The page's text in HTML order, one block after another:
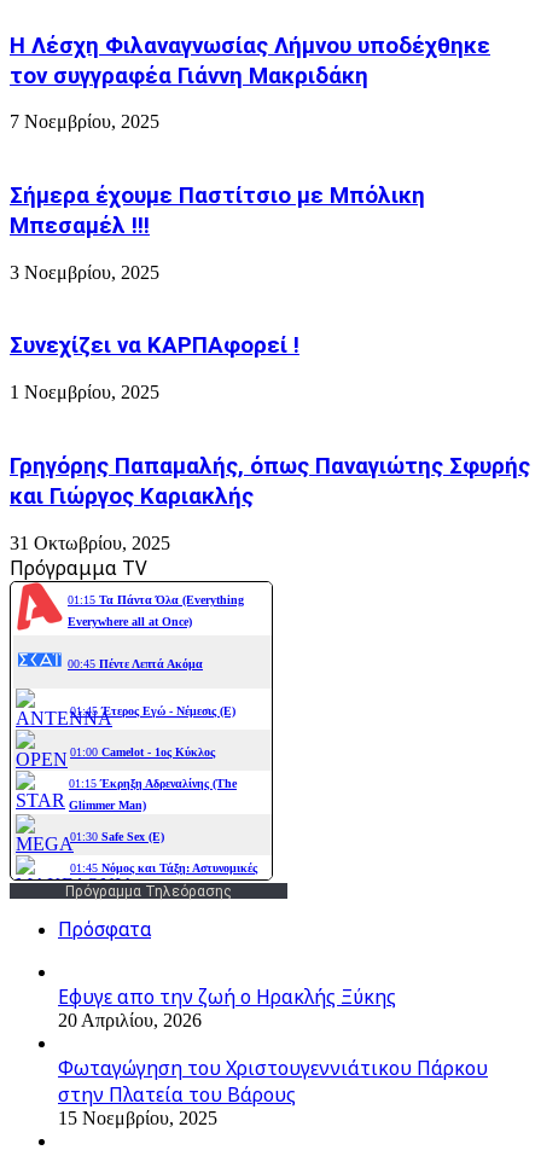
Παγκοσμίου
Πολέμου
πριν
και
τα
μετά
Η Λέσχη Φιλαναγνωσίας Λήμνου υποδέχθηκε
τον συγγραφέα Γιάννη Μακριδάκη
7 Νοεμβρίου, 2025
Σήμερα έχουμε Παστίτσιο με Μπόλικη
Μπεσαμέλ !!!
3 Νοεμβρίου, 2025
Συνεχίζει να ΚΑΡΠΑφορεί !
1 Νοεμβρίου, 2025
Γρηγόρης Παπαμαλής, όπως Παναγιώτης Σφυρής
και Γιώργος Καριακλής
31 Οκτωβρίου, 2025
Πρόγραμμα TV
Πρόγραμμα Τηλεόρασης
Πρόσφατα
Εφυγε απο την ζωή o Ηρακλής Ξύκης
20 Απριλίου, 2026
Φωταγώγηση του Χριστουγεννιάτικου Πάρκου
στην Πλατεία του Βάρους
15 Νοεμβρίου, 2025